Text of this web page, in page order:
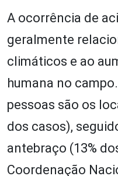
A ocorrência de
geralmente
climáticos e ao
humana no
pessoas são os
dos casos),
antebraço (13%
Coordenação